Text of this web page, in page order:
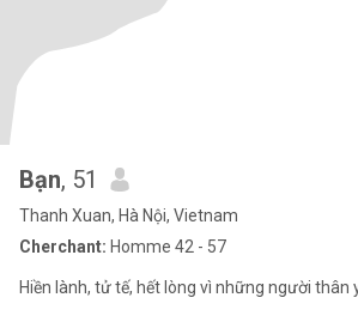
Bạn, 51
Thanh Xuan, Hà Nội, Vietnam
Cherchant: Homme 42 - 57
Hiền lành, tử tế, hết lòng vì những người thân